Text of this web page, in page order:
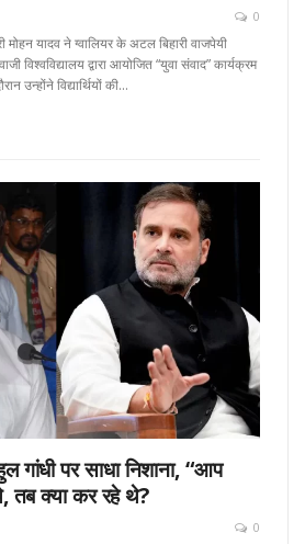
0
मोहन यादव ने ग्वालियर के अटल बिहारी वाजपेयी
विश्वविद्यालय द्वारा आयोजित “युवा संवाद” कार्यक्रम
उन्होंने विद्यार्थियों की…
गांधी पर साधा निशाना, “आप
तब क्या कर रहे थे?
0